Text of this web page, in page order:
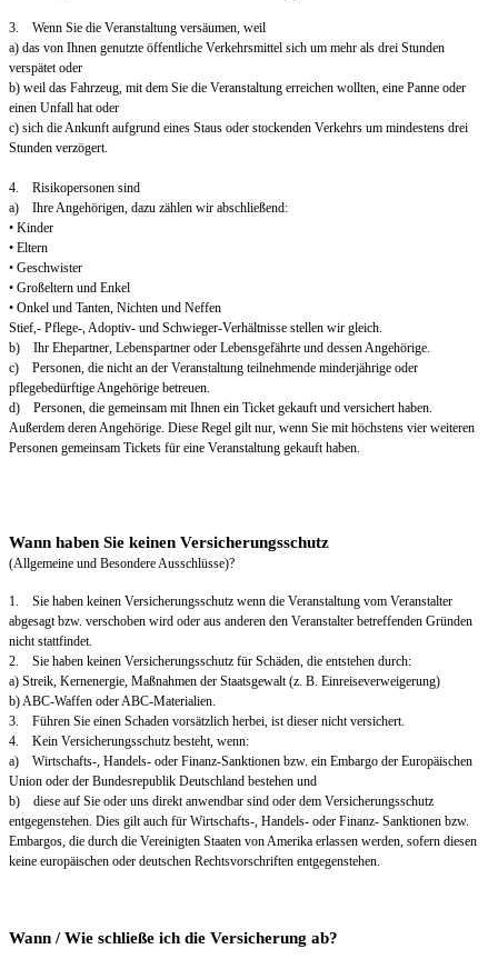
3. Wenn Sie die Veranstaltung versäumen, weil
a) das von Ihnen genutzte öffentliche Verkehrsmittel sich um mehr als drei Stunden
verspätet oder
b) weil das Fahrzeug, mit dem Sie die Veranstaltung erreichen wollten, eine Panne oder
einen Unfall hat oder
c) sich die Ankunft aufgrund eines Staus oder stockenden Verkehrs um mindestens drei
Stunden verzögert.
4. Risikopersonen sind
a) Ihre Angehörigen, dazu zählen wir abschließend:
• Kinder
• Eltern
• Geschwister
• Großeltern und Enkel
• Onkel und Tanten, Nichten und Neffen
Stief,- Pflege-, Adoptiv- und Schwieger-Verhältnisse stellen wir gleich.
b) Ihr Ehepartner, Lebenspartner oder Lebensgefährte und dessen Angehörige.
c) Personen, die nicht an der Veranstaltung teilnehmende minderjährige oder
pflegebedürftige Angehörige betreuen.
d) Personen, die gemeinsam mit Ihnen ein Ticket gekauft und versichert haben.
Außerdem deren Angehörige. Diese Regel gilt nur, wenn Sie mit höchstens vier weiteren
Personen gemeinsam Tickets für eine Veranstaltung gekauft haben.
Wann haben Sie keinen Versicherungsschutz
(Allgemeine und Besondere Ausschlüsse)?
1. Sie haben keinen Versicherungsschutz wenn die Veranstaltung vom Veranstalter
abgesagt bzw. verschoben wird oder aus anderen den Veranstalter betreffenden Gründen
nicht stattfindet.
2. Sie haben keinen Versicherungsschutz für Schäden, die entstehen durch:
a) Streik, Kernenergie, Maßnahmen der Staatsgewalt (z. B. Einreiseverweigerung)
b) ABC-Waffen oder ABC-Materialien.
3. Führen Sie einen Schaden vorsätzlich herbei, ist dieser nicht versichert.
4. Kein Versicherungsschutz besteht, wenn:
a) Wirtschafts-, Handels- oder Finanz-Sanktionen bzw. ein Embargo der Europäischen
Union oder der Bundesrepublik Deutschland bestehen und
b) diese auf Sie oder uns direkt anwendbar sind oder dem Versicherungsschutz
entgegenstehen. Dies gilt auch für Wirtschafts-, Handels- oder Finanz- Sanktionen bzw.
Embargos, die durch die Vereinigten Staaten von Amerika erlassen werden, sofern diesen
keine europäischen oder deutschen Rechtsvorschriften entgegenstehen.
Wann / Wie schließe ich die Versicherung ab?